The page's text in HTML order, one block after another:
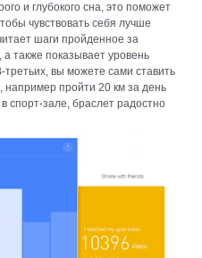
и глубокого сна, это поможет
чувствовать себя лучше
шаги пройденное за
также показывает уровень
третьих, вы можете сами ставить
пройти 20 км за день
спорт-зале, браслет радостно